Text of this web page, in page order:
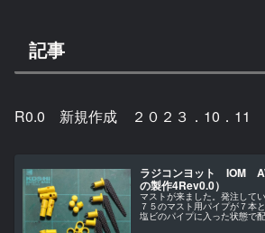
記事
R0.0 新規作成 ２０２３．10．11
ラジコンヨット IOM
の製作4Rev0.0）
マストが来ました。発注して
７５のマスト用パイプが７本
塩ビのパイプに入った状態で
ぎゅっと丸められて入ってま